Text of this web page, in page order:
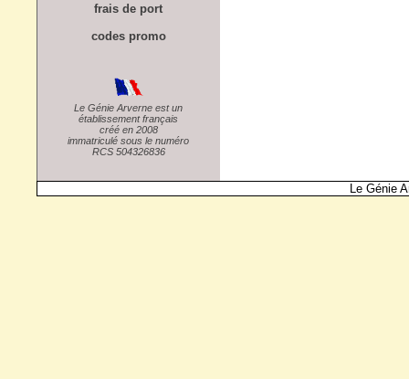
frais de port
codes promo
Le Génie Arverne est un
établissement français
créé en 2008
immatriculé sous le numéro
RCS 504326836
Le Génie